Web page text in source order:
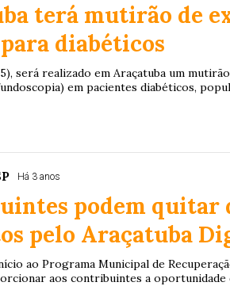
terá mutirão de
diabéticos
será realizado em Araçatuba um
em pacientes diabéticos,
Há 3 anos
podem quitar
pelo Araçatuba
ao Programa Municipal de
aos contribuintes a oportunidade